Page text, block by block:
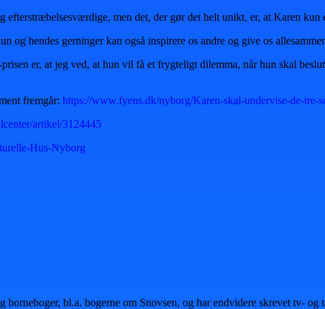
men det, der gør det helt unikt, er, at Karen kun
og hendes gerninger kan også inspirere os andre og give os
er, at jeg ved, at hun vil få et frygteligt dilemma, når hun skal
fremgår: https://www.fyens.dk/nyborg/Karen-skal-undervise-de-
artikel/3124445
Hus-Nyborg
borneboger, bl.a. bogerne om Snovsen, og har endvidere skrevet tv-